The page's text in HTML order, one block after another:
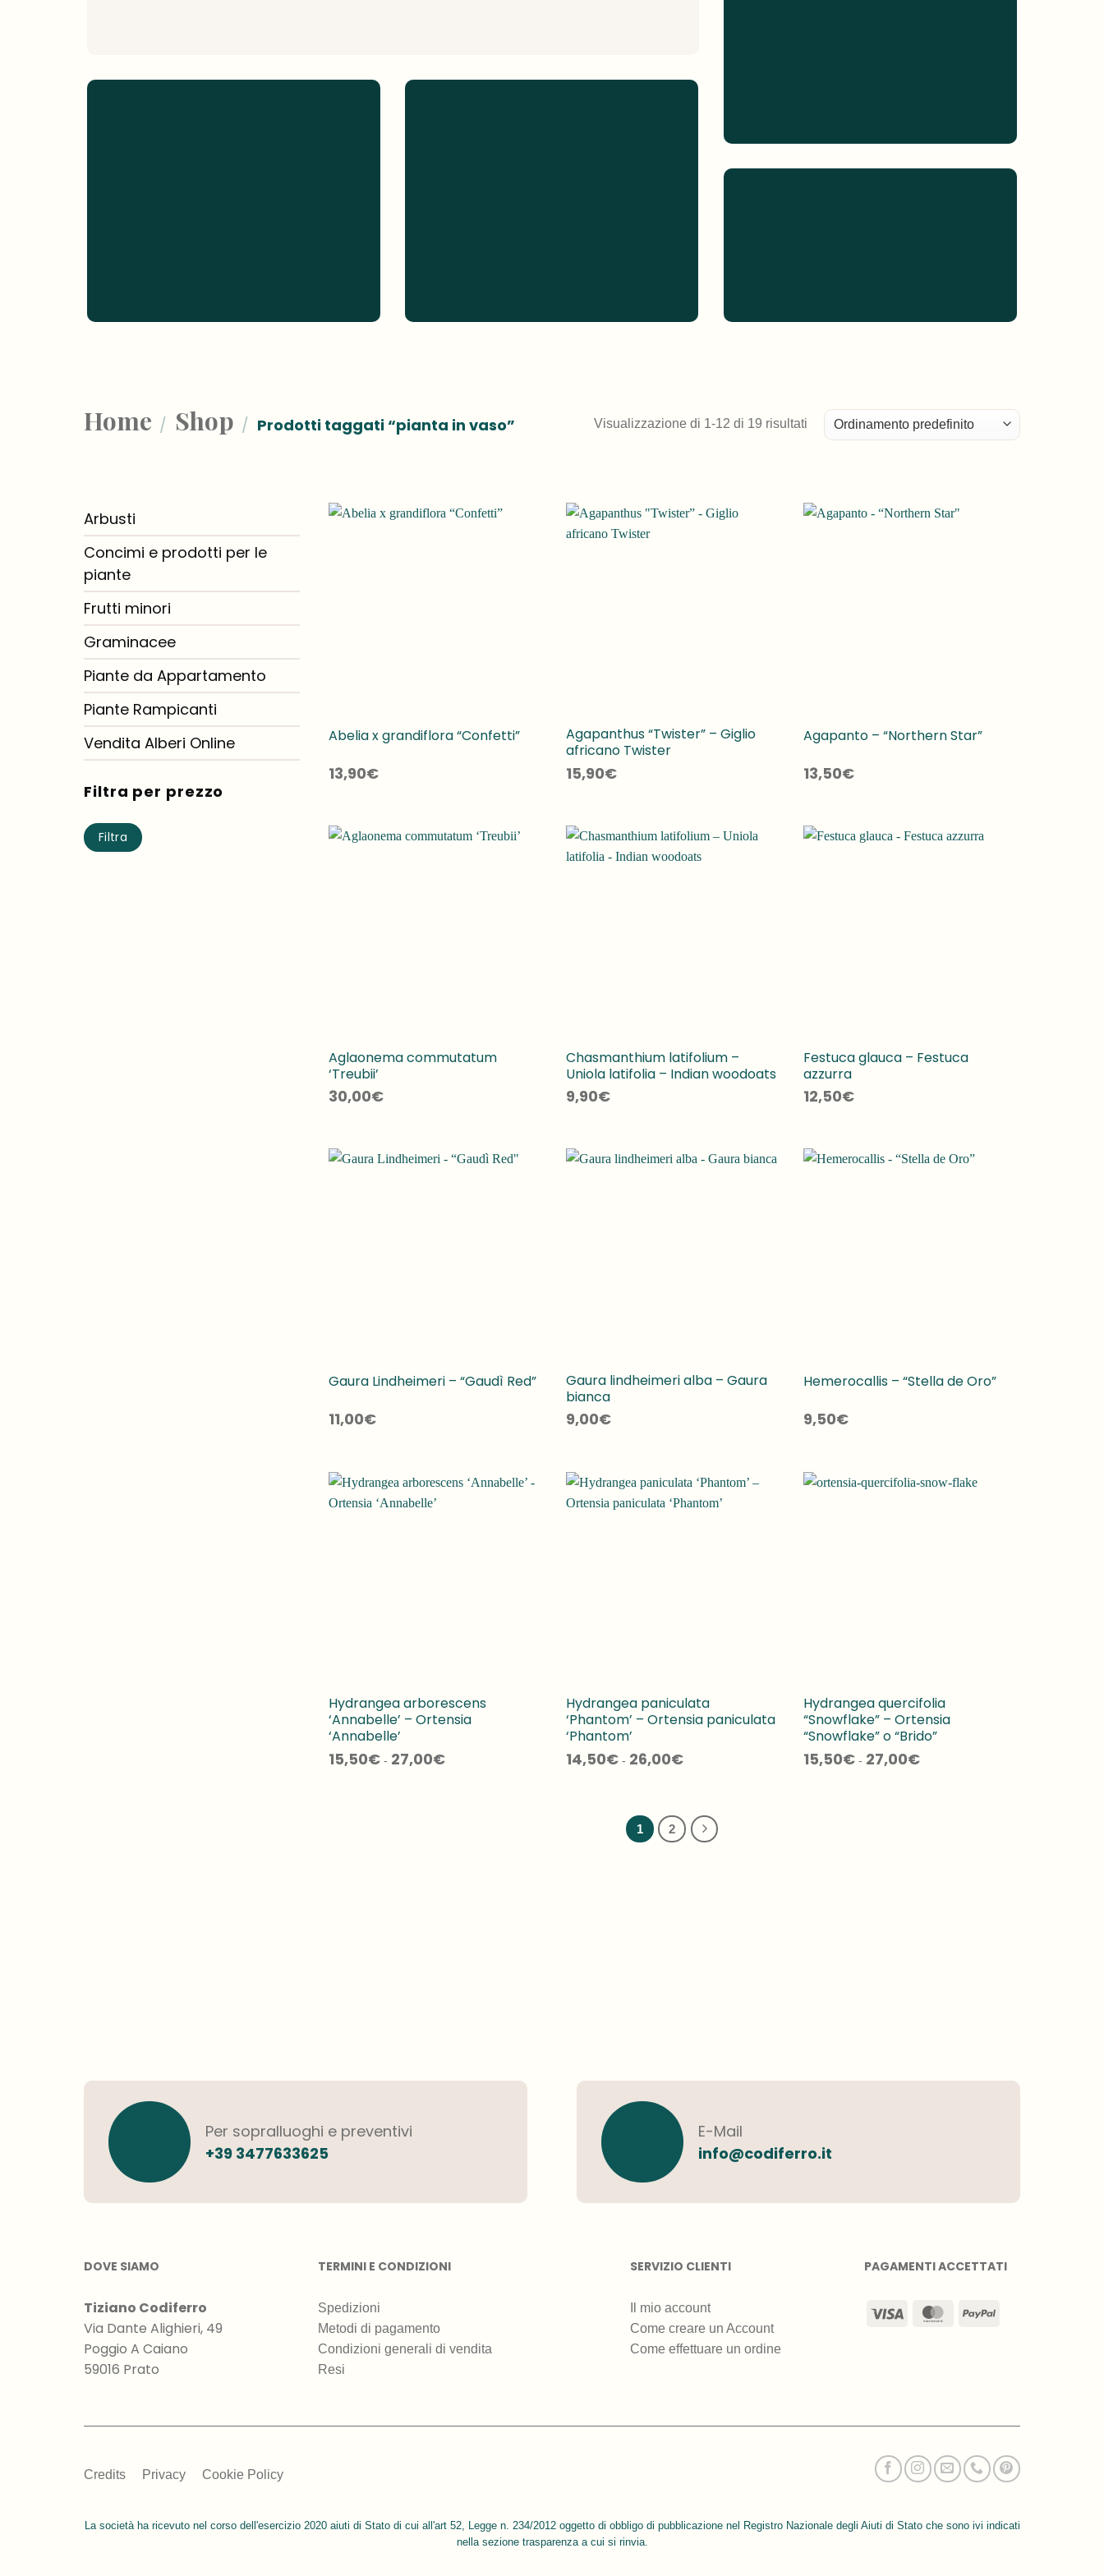
Home / Shop / Prodotti taggati “pianta in vaso” Visualizzazione di 1-12 di 19 risultati
Arbusti
Concimi e prodotti per le
piante
Frutti minori
Graminacee
Piante da Appartamento
Piante Rampicanti
Vendita Alberi Online
Filtra per prezzo
Prezzo
Min
Prezzo
MaxFiltra
Abelia x grandiflora “Confetti”
13,90€
Agapanthus “Twister” – Giglio
africano Twister
15,90€
Agapanto – “Northern Star”
13,50€
Aglaonema commutatum
‘Treubii’
30,00€
Chasmanthium latifolium –
Uniola latifolia – Indian woodoats
9,90€
Festuca glauca – Festuca
azzurra
12,50€
Gaura Lindheimeri – “Gaudì Red”
11,00€
Gaura lindheimeri alba – Gaura
bianca
9,00€
Hemerocallis – “Stella de Oro”
9,50€
Hydrangea arborescens
‘Annabelle’ – Ortensia
‘Annabelle’
15,50€ - 27,00€Fascia
di
Hydrangea paniculata
‘Phantom’ – Ortensia paniculata
‘Phantom’
14,50€ - 26,00€Fascia
di
26,00€
Hydrangea quercifolia
“Snowflake” – Ortensia
“Snowflake” o “Brido”
15,50€ - 27,00€Fascia
di
1 2
Per sopralluoghi e preventivi
+39 3477633625
E-Mail
info@codiferro.it
DOVE SIAMO
Tiziano Codiferro
Via Dante Alighieri, 49
Poggio A Caiano
59016 Prato
TERMINI E CONDIZIONI
Spedizioni
Metodi di pagamento
Condizioni generali di vendita
Resi
SERVIZIO CLIENTI
Il mio account
Come creare un Account
Come effettuare un ordine
PAGAMENTI ACCETTATI
Visa MasterCardPayPal
Credits Privacy Cookie Policy
La società ha ricevuto nel corso dell'esercizio 2020 aiuti di Stato di cui all'art 52, Legge n. 234/2012 oggetto di obbligo di pubblicazione nel Registro Nazionale degli Aiuti di Stato che sono ivi indicati
nella sezione trasparenza a cui si rinvia.